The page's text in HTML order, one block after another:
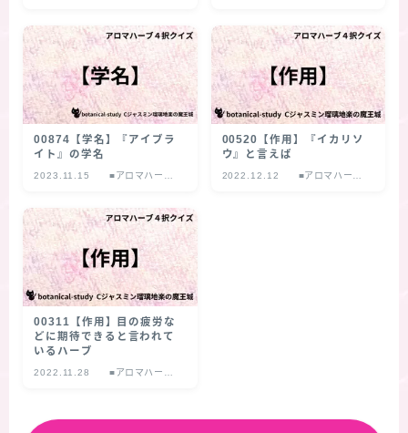
00874【学名】『アイブラ
イト』の学名
2023.11.15
■アロマハーブ
00520【作用】『イカリソ
ウ』と言えば
2022.12.12
■アロマハーブ
00311【作用】目の疲労な
どに期待できると言われて
いるハーブ
2022.11.28
■アロマハーブ